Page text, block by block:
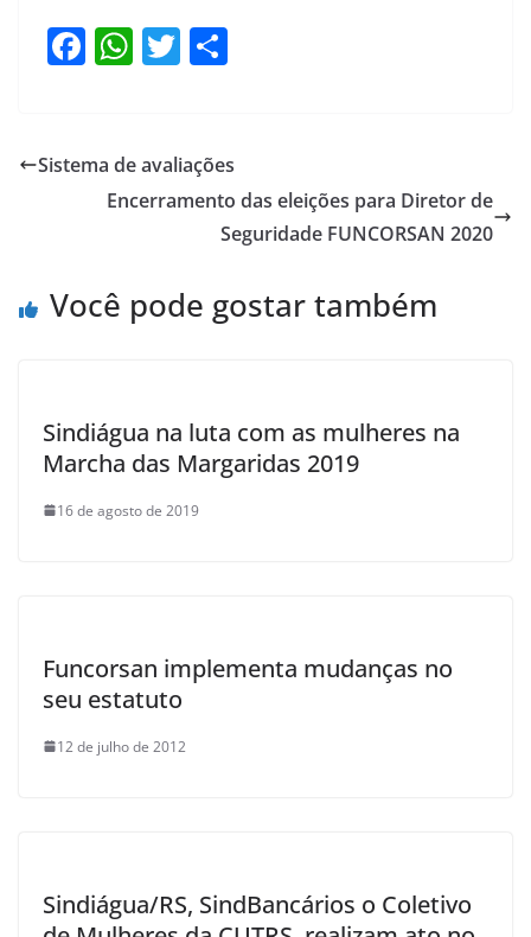
F
e
b
k
W
s
A
T
er e
Sistema de avaliações
Encerramento das eleições para Diretor de
Seguridade FUNCORSAN 2020
Você pode gostar também
Sindiágua na luta com as mulheres na
Marcha das Margaridas 2019
16 de agosto de 2019
Funcorsan implementa mudanças no
seu estatuto
12 de julho de 2012
Sindiágua/RS, SindBancários o Coletivo